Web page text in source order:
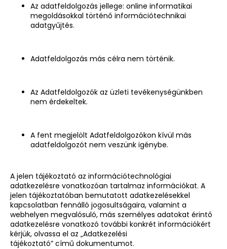
Az adatfeldolgozás jellege: online informatikai
megoldásokkal történő információtechnikai
adatgyűjtés.
Adatfeldolgozás más célra nem történik.
Az Adatfeldolgozók az üzleti tevékenységünkben
nem érdekeltek.
A fent megjelölt Adatfeldolgozókon kívül más
adatfeldolgozót nem veszünk igénybe.
A jelen tájékoztató az információtechnológiai
adatkezelésre vonatkozóan tartalmaz információkat. A
jelen tájékoztatóban bemutatott adatkezelésekkel
kapcsolatban fennálló jogosultságaira, valamint a
webhelyen megvalósuló, más személyes adatokat érintő
adatkezelésre vonatkozó további konkrét információkért
kérjük, olvassa el az „Adatkezelési
tájékoztató” című dokumentumot.